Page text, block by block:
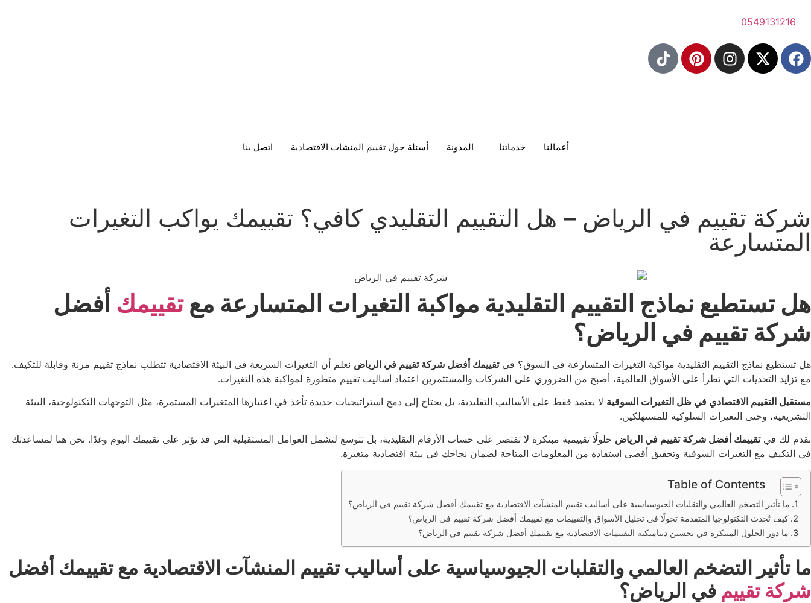
0549131216
أعمالنا خدماتنا المدونة أسئلة حول تقييم المنشات الاقتصادية اتصل بنا
شركة تقييم في الرياض – هل التقييم التقليدي كافي؟ تقييمك يواكب التغيرات
المتسارعة
هل تستطيع نماذج التقييم التقليدية مواكبة التغيرات المتسارعة معتقييمك أفضل
شركة تقييم في الرياض؟
هل تستطيع نماذج التقييم التقليدية مواكبة التغيرات المتسارعة في السوق؟ فيتقييمك أفضل شركة تقييم في الرياض نعلم أن التغيرات السريعة في البيئة الاقتصادية تتطلب نماذج تقييم مرنة وقابلة للتكيف.
مع تزايد التحديات التي تطرأ على الأسواق العالمية، أصبح من الضروري على الشركات والمستثمرين اعتماد أساليب تقييم متطورة لمواكبة هذه التغيرات.
مستقبل التقييم الاقتصادي في ظل التغيرات السوقية لا يعتمد فقط على الأساليب التقليدية، بل يحتاج إلى دمج استراتيجيات جديدة تأخذ في اعتبارها المتغيرات المستمرة، مثل التوجهات التكنولوجية، البيئة
التشريعية، وحتى التغيرات السلوكية للمستهلكين.
نقدم لك فيتقييمك أفضل شركة تقييم في الرياض حلولًا تقييمية مبتكرة لا تقتصر على حساب الأرقام التقليدية، بل تتوسع لتشمل العوامل المستقبلية التي قد تؤثر على تقييمك اليوم وغدًا. نحن هنا لمساعدتك
في التكيف مع التغيرات السوقية وتحقيق أقصى استفادة من المعلومات المتاحة لضمان نجاحك في بيئة اقتصادية متغيرة.
Table of Contents
ما تأثير التضخم العالمي والتقلبات الجيوسياسية على أساليب تقييم المنشآت الاقتصادية مع تقييمك أفضل شركة تقييم في الرياض؟
كيف تُحدث التكنولوجيا المتقدمة تحولًا في تحليل الأسواق والتقييمات مع تقييمك أفضل شركة تقييم في الرياض؟
ما دور الحلول المبتكرة في تحسين ديناميكية التقييمات الاقتصادية مع تقييمك أفضل شركة تقييم في الرياض؟
ما تأثير التضخم العالمي والتقلبات الجيوسياسية على أساليب تقييم المنشآت الاقتصادية مع تقييمك أفضل
شركة تقييم في الرياض؟